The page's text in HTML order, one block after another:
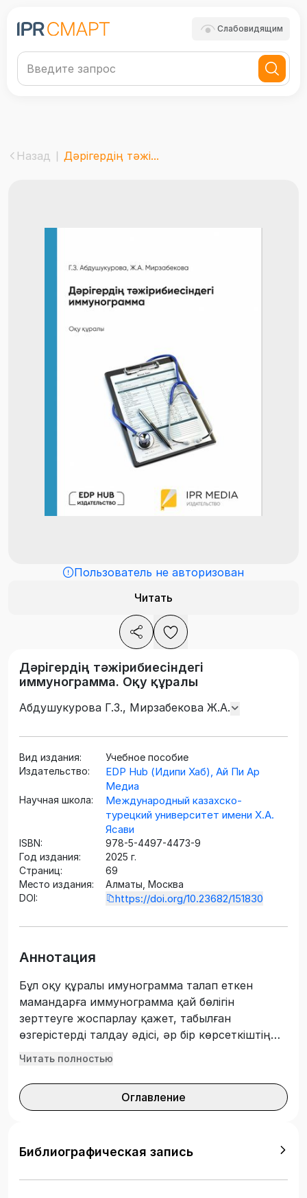
Слабовидящим
Назад Дәрігердің тәжі...
Пользователь не авторизован
Читать
Дәрігердің тәжірибиесіндегі
иммунограмма. Оқу құралы
Абдушукурова Г.З., Мирзабекова Ж.А.
Вид издания:
Учебное пособие
Издательство:
EDP Hub (Идипи Хаб), Ай Пи Ар
Медиа
Научная школа:
Международный казахско-
турецкий университет имени Х.А.
Ясави
ISBN:
978-5-4497-4473-9
Год издания:
2025 г.
Страниц:
69
Место издания:
Алматы, Москва
DOI:
https://doi.org/10.23682/151830
Аннотация
Бұл оқу құралы имунограмма талап еткен
мамандарға иммунограмма қай бөлігін
зерттеуге жоспарлау қажет, табылған
өзгерістерді талдау әдісі, әр бір көрсеткіштің
орнымен мағынасын анықтауға көмектеседі.
гематология. Клиникалық иммунология,
клиникалық зертханалық диагностика пәндерді
дипломнан кейінгі медициналық мекемелердің
тыңдаушыларға, интерндерге, резиденттерге,
Читать полностью
Оглавление
Библиографическая запись